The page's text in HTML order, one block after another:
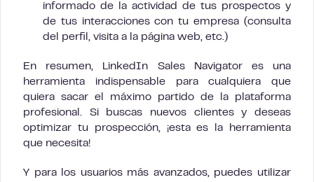
informado de la actividad de tus prospectos y
de tus interacciones con tu empresa (consulta
del perfil, visita a la página web, etc.)
En resumen, LinkedIn Sales Navigator es una
herramienta indispensable para cualquiera que
quiera sacar el máximo partido de la plataforma
profesional. Si buscas nuevos clientes y deseas
optimizar tu prospección, ¡esta es la herramienta
que necesita!
Y para los usuarios más avanzados, puedes utilizar